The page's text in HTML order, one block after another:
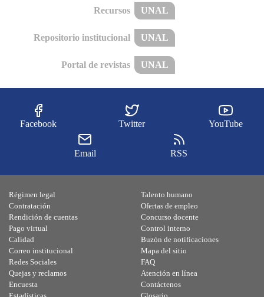
Recursos UNAL
Repositorio institucional UNAL
Portal de revistas UNAL
Facebook Twitter YouTube
Email RSS
Régimen legal
Contratación
Rendición de cuentas
Pago virtual
Calidad
Talento humano
Ofertas de empleo
Concurso docente
Control interno
Buzón de notificaciones
Correo institucional
Redes Sociales
Quejas y reclamos
Encuesta
Mapa del sitio
FAQ
Atención en línea
Contáctenos